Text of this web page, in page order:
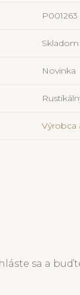
P001263
Skladom
Novinka
Výrobca
sa a